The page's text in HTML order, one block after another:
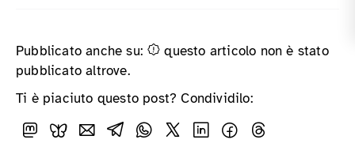
Pubblicato anche su:
questo articolo non è stato
pubblicato altrove.
Ti è piaciuto questo post? Condividilo: